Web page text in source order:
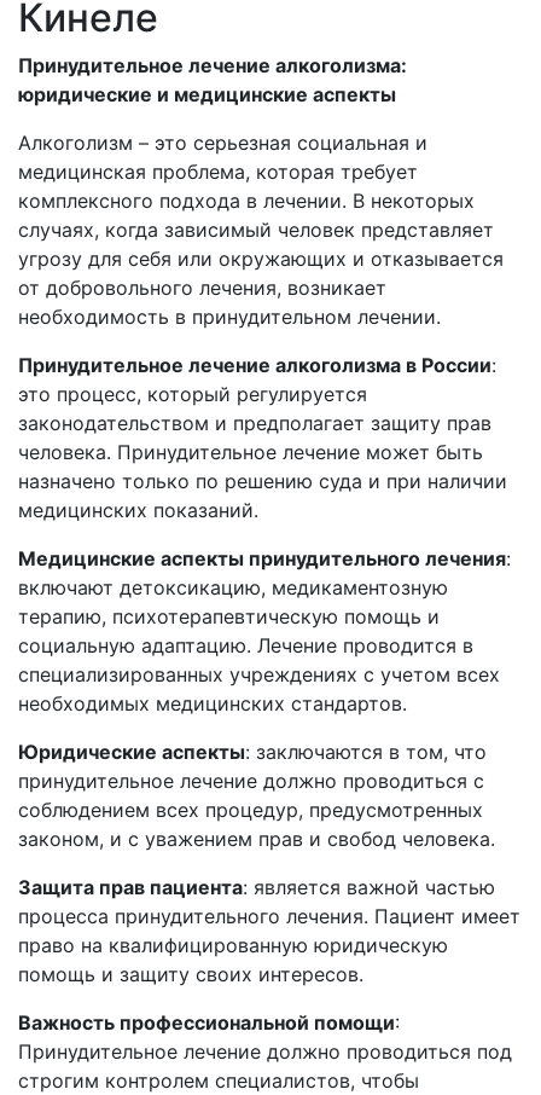
Кинеле
Принудительное лечение алкоголизма:
юридические и медицинские аспекты
Алкоголизм – это серьезная социальная и
медицинская проблема, которая требует
комплексного подхода в лечении. В некоторых
случаях, когда зависимый человек представляет
угрозу для себя или окружающих и отказывается
от добровольного лечения, возникает
необходимость в принудительном лечении.
Принудительное лечение алкоголизма в России:
это процесс, который регулируется
законодательством и предполагает защиту прав
человека. Принудительное лечение может быть
назначено только по решению суда и при наличии
медицинских показаний.
Медицинские аспекты принудительного лечения:
включают детоксикацию, медикаментозную
терапию, психотерапевтическую помощь и
социальную адаптацию. Лечение проводится в
специализированных учреждениях с учетом всех
необходимых медицинских стандартов.
Юридические аспекты: заключаются в том, что
принудительное лечение должно проводиться с
соблюдением всех процедур, предусмотренных
законом, и с уважением прав и свобод человека.
Защита прав пациента: является важной частью
процесса принудительного лечения. Пациент имеет
право на квалифицированную юридическую
помощь и защиту своих интересов.
Важность профессиональной помощи:
Принудительное лечение должно проводиться под
строгим контролем специалистов, чтобы